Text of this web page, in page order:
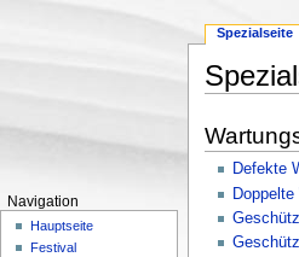
Defekte
Spezialseite
Navigation
Hauptseite
Festival